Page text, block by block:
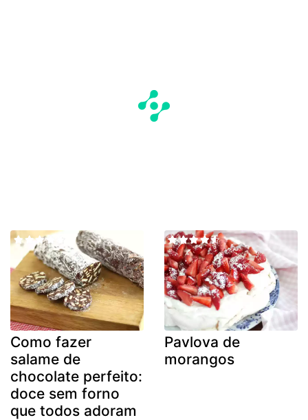
Como fazer
salame de
chocolate perfeito:
doce sem forno
que todos adoram
Pavlova de
morangos